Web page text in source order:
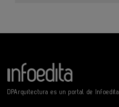
DPArquitectura es un portal de Infoedita